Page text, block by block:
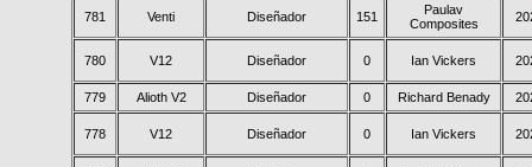
781 Venti Diseñador 151
Paulav
Composites
780 V12 Diseñador 0 Ian Vickers
779 Alioth V2 Diseñador 0 Richard Benady
778 V12 Diseñador 0 Ian Vickers